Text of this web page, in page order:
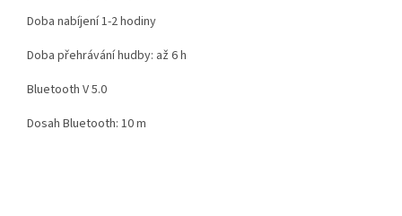
Doba nabíjení 1-2 hodiny
Doba přehrávání hudby: až 6 h
Bluetooth V 5.0
Dosah Bluetooth: 10 m